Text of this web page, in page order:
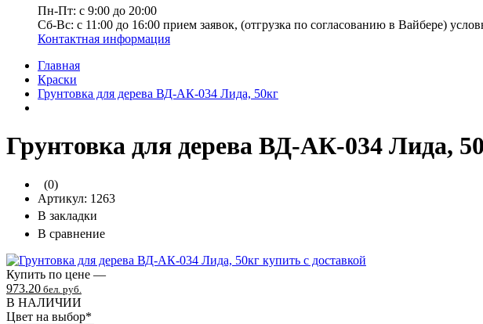
Пн-Пт: с 9:00 до 20:00
Cб-Вс: с 11:00 до 16:00 прием заявок, (отгрузка по согласованию в Вайбере)
Контактная информация
Главная
Краски
Грунтовка для дерева ВД-АК-034 Лида, 50кг
Грунтовка для дерева ВД-АК-034 Лида,
(0)
Артикул: 1263
В закладки
В сравнение
Купить по цене —
973.20 бел. руб.
В НАЛИЧИИ
Цвет на выбор*